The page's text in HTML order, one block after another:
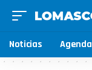
Noticias Agenda